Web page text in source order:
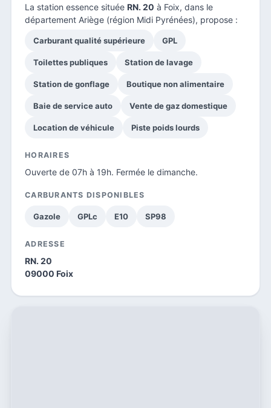
La station essence située RN. 20 à Foix, dans le
département Ariège (région Midi Pyrénées), propose :
Carburant qualité supérieure GPL
Toilettes publiques Station de lavage
Station de gonflage Boutique non alimentaire
Baie de service auto Vente de gaz domestique
Location de véhicule Piste poids lourds
HORAIRES
Ouverte de 07h à 19h. Fermée le dimanche.
CARBURANTS DISPONIBLES
Gazole GPLc E10 SP98
ADRESSE
RN. 20
09000 Foix